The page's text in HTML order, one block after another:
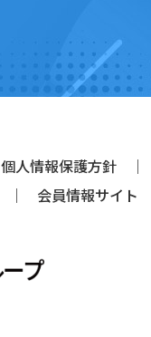
個人情報保護方針
会員情報サイト